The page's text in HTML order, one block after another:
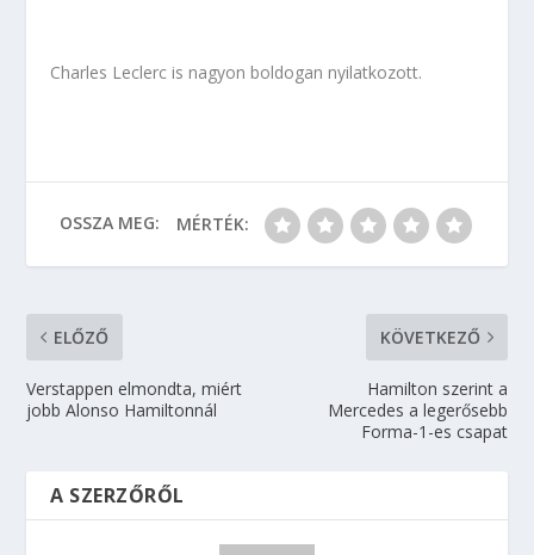
Charles Leclerc is nagyon boldogan nyilatkozott.
OSSZA MEG: MÉRTÉK:
ELŐZŐ
Verstappen elmondta, miért
jobb Alonso Hamiltonnál
KÖVETKEZŐ
Hamilton szerint a
Mercedes a legerősebb
Forma-1-es csapat
A SZERZŐRŐL